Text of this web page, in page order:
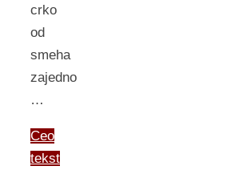
crko
od
smeha
zajedno
…
Ceo
tekst